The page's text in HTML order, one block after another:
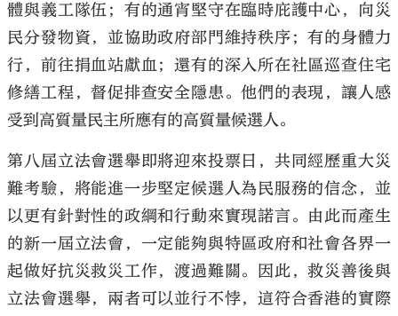
體與義工隊伍；有的通宵堅守在臨時庇護中心，向災
民分發物資，並協助政府部門維持秩序；有的身體力
行，前往捐血站獻血；還有的深入所在社區巡查住宅
修繕工程，督促排查安全隱患。他們的表現，讓人感
受到高質量民主所應有的高質量候選人。
第八屆立法會選舉即將迎來投票日，共同經歷重大災
難考驗，將能進一步堅定候選人為民服務的信念，並
以更有針對性的政綱和行動來實現諾言。由此而產生
的新一屆立法會，一定能夠與特區政府和社會各界一
起做好抗災救災工作，渡過難關。因此，救災善後與
立法會選舉，兩者可以並行不悖，這符合香港的實際